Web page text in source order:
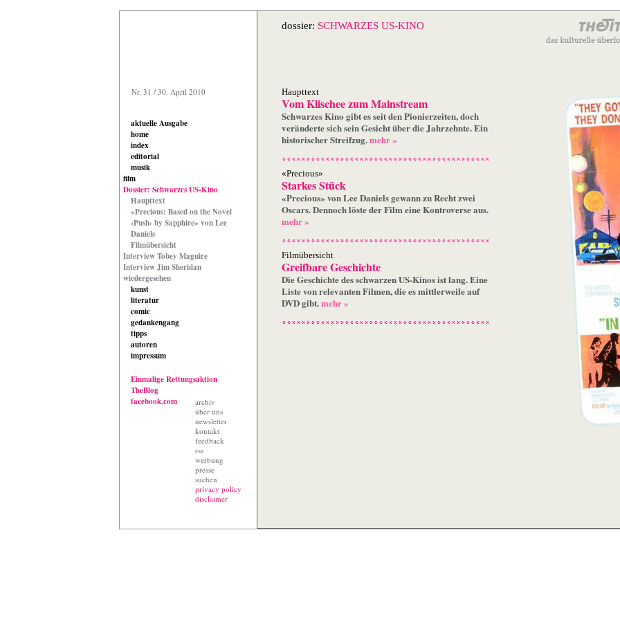
Nr. 31 / 30. April 2010
aktuelle Ausgabe
home
index
editorial
musik
film
Dossier: Schwarzes US-Kino
Haupttext
«Precious: Based on the Novel
‹Push› by Sapphire» von Lee
Daniels
Filmübersicht
Interview Tobey Maguire
Interview Jim Sheridan
wiedergesehen
kunst
literatur
comic
gedankengang
tipps
autoren
impressum
Einmalige Rettungsaktion
TheBlog
facebook.com
archiv
über uns
newsletter
kontakt
feedback
rss
werbung
presse
suchen
privacy policy
disclaimer
dossier: SCHWARZES US-KINO
Haupttext
Vom Klischee zum Mainstream
Schwarzes Kino gibt es seit den Pionierzeiten, doch
veränderte sich sein Gesicht über die Jahrzehnte. Ein
historischer Streifzug.mehr »
«Precious»
Starkes Stück
«Precious» von Lee Daniels gewann zu Recht zwei
Oscars. Dennoch löste der Film eine Kontroverse aus.
mehr »
Filmübersicht
Greifbare Geschichte
Die Geschichte des schwarzen US-Kinos ist lang. Eine
Liste von relevanten Filmen, die es mittlerweile auf
DVD gibt.mehr »